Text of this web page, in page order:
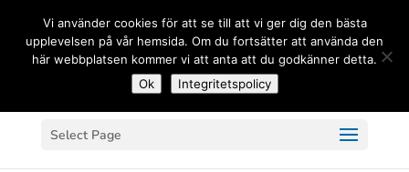
Select Page
Vi använder cookies för att se till att vi ger dig den bästa
upplevelsen på vår hemsida. Om du fortsätter att använda den
här webbplatsen kommer vi att anta att du godkänner detta.
Ok
Integritetspolicy